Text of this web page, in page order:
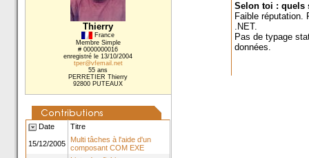
Thierry
France
Membre Simple
# 0000000016
enregistré le 13/10/2004
tper@vfemail.net
55 ans
PERRETIER Thierry
92800 PUTEAUX
Selon toi : quels
Faible réputation.
.NET.
Pas de typage
données.
Date Titre
15/12/2005
Multi tâches à l'aide d'un
composant COM EXE